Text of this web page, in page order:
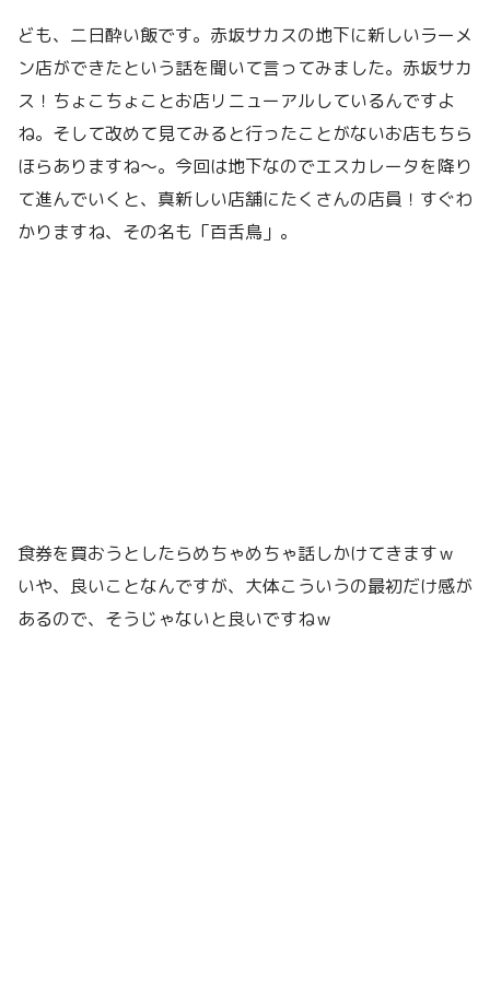
ども、二日酔い飯です。赤坂サカスの地下に新しいラーメ
ン店ができたという話を聞いて言ってみました。赤坂サカ
ス！ちょこちょことお店リニューアルしているんですよ
ね。そして改めて見てみると行ったことがないお店もちら
ほらありますね〜。今回は地下なのでエスカレータを降り
て進んでいくと、真新しい店舗にたくさんの店員！すぐわ
かりますね、その名も「百舌鳥」。
食券を買おうとしたらめちゃめちゃ話しかけてきますｗ
いや、良いことなんですが、大体こういうの最初だけ感が
あるので、そうじゃないと良いですねｗ